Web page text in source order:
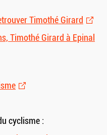
Timothé Girard
Timothé Girard à Epinal
cyclisme :